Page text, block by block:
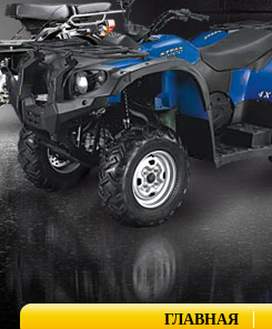
ГЛАВНАЯ